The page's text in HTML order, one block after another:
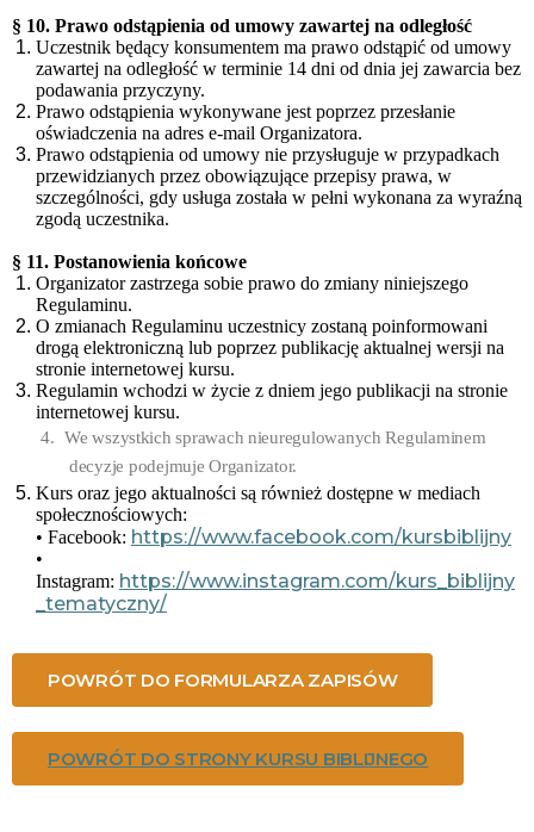
§ 10. Prawo odstąpienia od umowy zawartej na odległość
Uczestnik będący konsumentem ma prawo odstąpić od umowy
zawartej na odległość w terminie 14 dni od dnia jej zawarcia bez
podawania przyczyny.
Prawo odstąpienia wykonywane jest poprzez przesłanie
oświadczenia na adres e-mail Organizatora.
Prawo odstąpienia od umowy nie przysługuje w przypadkach
przewidzianych przez obowiązujące przepisy prawa, w
szczególności, gdy usługa została w pełni wykonana za wyraźną
zgodą uczestnika.
§ 11. Postanowienia końcowe
Organizator zastrzega sobie prawo do zmiany niniejszego
Regulaminu.
O zmianach Regulaminu uczestnicy zostaną poinformowani
drogą elektroniczną lub poprzez publikację aktualnej wersji na
stronie internetowej kursu.
Regulamin wchodzi w życie z dniem jego publikacji na stronie
internetowej kursu.
4. We wszystkich sprawach nieuregulowanych Regulaminem
decyzje podejmuje Organizator.
Kurs oraz jego aktualności są również dostępne w mediach
społecznościowych:
• Facebook: https://www.facebook.com/kursbiblijny
•
Instagram: https://www.instagram.com/kurs_biblijny
_tematyczny/
POWRÓT DO FORMULARZA ZAPISÓW
POWRÓT DO STRONY KURSU BIBLIJNEGO